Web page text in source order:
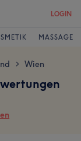
LOGIN
MASSAGE
> Wien